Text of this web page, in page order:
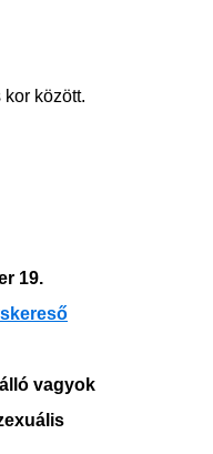
között.
19.
vagyok